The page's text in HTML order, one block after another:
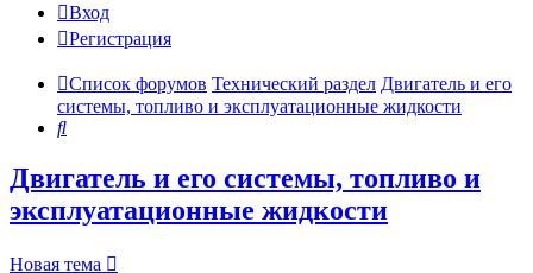
Вход
Регистрация
Список форумов Технический раздел Двигатель и его
системы, топливо и эксплуатационные жидкости
Поиск
Двигатель и его системы, топливо и
эксплуатационные жидкости
Новая тема